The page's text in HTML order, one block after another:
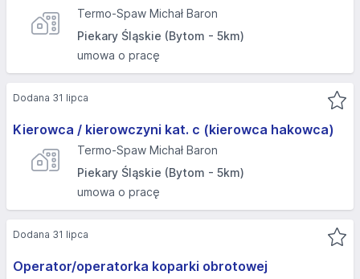
Termo-Spaw Michał Baron
Piekary Śląskie (Bytom - 5km)
umowa o pracę
Kierowca / kierowczyni kat. c (kierowca hakowca)
Termo-Spaw Michał Baron
Piekary Śląskie (Bytom - 5km)
umowa o pracę
Dodana 31 lipca
Operator/operatorka koparki obrotowej
Dodana 31 lipca